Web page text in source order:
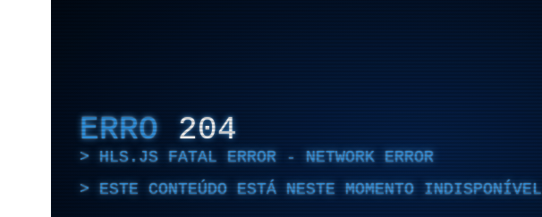
ERRO 204
HLS.JS FATAL ERROR - NETWORK ERROR
ESTE CONTEÚDO ESTÁ NESTE MOMENTO INDISPONÍVEL